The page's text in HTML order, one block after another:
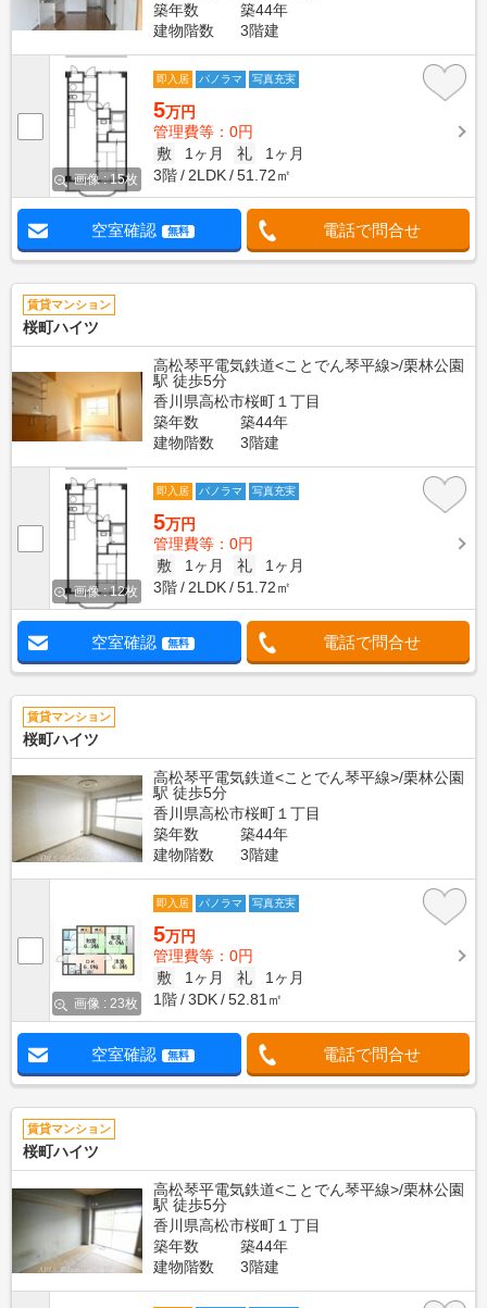
築年数
築44年
建物階数
3階建
画像 : 15枚
即入居 パノラマ 写真充実
5万円
管理費等：0円
敷
1ヶ月 礼
1ヶ月
3階
2LDK 51.72㎡
空室確認 無料 電話で問合せ
賃貸マンション
桜町ハイツ
高松琴平電気鉄道<ことでん琴平線>/栗林公園
駅 徒歩5分
香川県高松市桜町１丁目
築年数
築44年
建物階数
3階建
画像 : 12枚
即入居 パノラマ 写真充実
5万円
管理費等：0円
敷
1ヶ月 礼
1ヶ月
3階
2LDK 51.72㎡
空室確認 無料 電話で問合せ
賃貸マンション
桜町ハイツ
高松琴平電気鉄道<ことでん琴平線>/栗林公園
駅 徒歩5分
香川県高松市桜町１丁目
築年数
築44年
建物階数
3階建
画像 : 23枚
即入居 パノラマ 写真充実
5万円
管理費等：0円
敷
1ヶ月 礼
1ヶ月
1階
3DK 52.81㎡
空室確認 無料 電話で問合せ
賃貸マンション
桜町ハイツ
高松琴平電気鉄道<ことでん琴平線>/栗林公園
駅 徒歩5分
香川県高松市桜町１丁目
築年数
築44年
建物階数
3階建